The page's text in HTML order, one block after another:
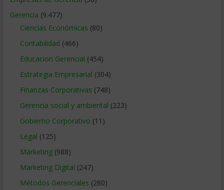
Gerencia (9.477)
Ciencias Económicas (80)
Contabilidad (466)
Educacion Gerencial (454)
Estrategia Empresarial (304)
Finanzas Corporativas (748)
Gerencia social y ambiental (223)
Gobierno Corporativo (11)
Legal (125)
Marketing(988)
Marketing Digital (247)
Métodos Gerenciales (280)